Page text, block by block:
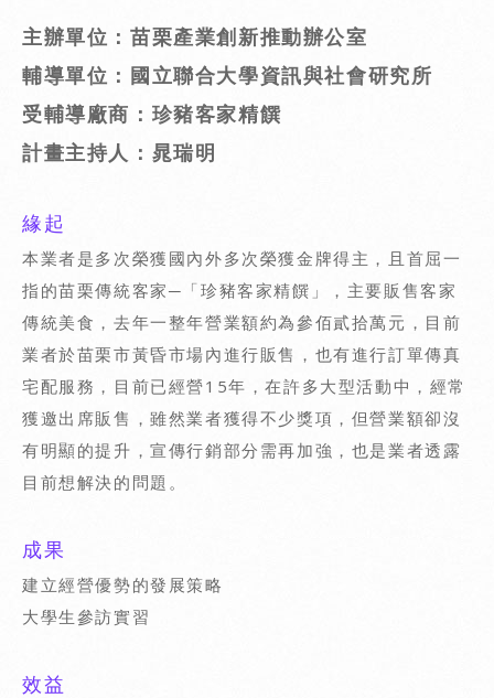
主辦單位：苗栗產業創新推動辦公室
輔導單位：國立聯合大學資訊與社會研究所
受輔導廠商：珍豬客家精饌
計畫主持人：晁瑞明
緣起
本業者是多次榮獲國內外多次榮獲金牌得主，且首屈一
指的苗栗傳統客家─「珍豬客家精饌」，主要販售客家
傳統美食，去年一整年營業額約為參佰貳拾萬元，目前
業者於苗栗市黃昏市場內進行販售，也有進行訂單傳真
宅配服務，目前已經營15年，在許多大型活動中，經常
獲邀出席販售，雖然業者獲得不少獎項，但營業額卻沒
有明顯的提升，宣傳行銷部分需再加強，也是業者透露
目前想解決的問題。
成果
建立經營優勢的發展策略
大學生參訪實習
效益